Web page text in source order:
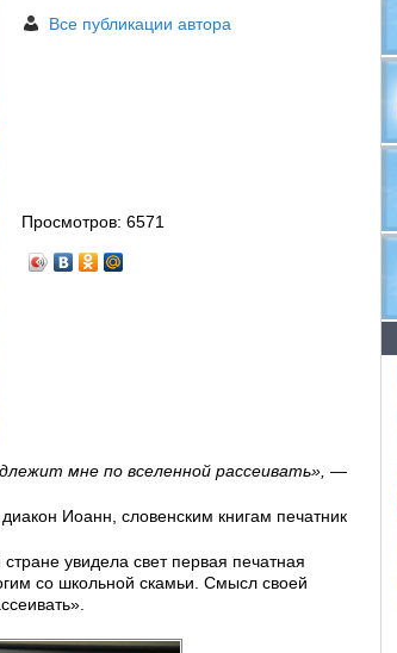
Все публикации автора
Просмотров:6571
мне по вселенной рассеивать», —
Иоанн, словенским книгам печатник
увидела свет первая печатная
со школьной скамьи. Смысл своей